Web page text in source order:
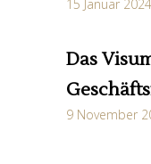
15 Januar 2024
Das
9 November